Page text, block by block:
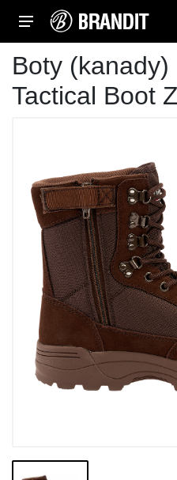
Boty (kanady)
Tactical Boot